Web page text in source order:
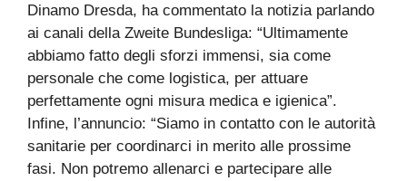
Dinamo Dresda, ha commentato la notizia parlando
ai canali della Zweite Bundesliga: “Ultimamente
abbiamo fatto degli sforzi immensi, sia come
personale che come logistica, per attuare
perfettamente ogni misura medica e igienica”.
Infine, l’annuncio: “Siamo in contatto con le autorità
sanitarie per coordinarci in merito alle prossime
fasi. Non potremo allenarci e partecipare alle